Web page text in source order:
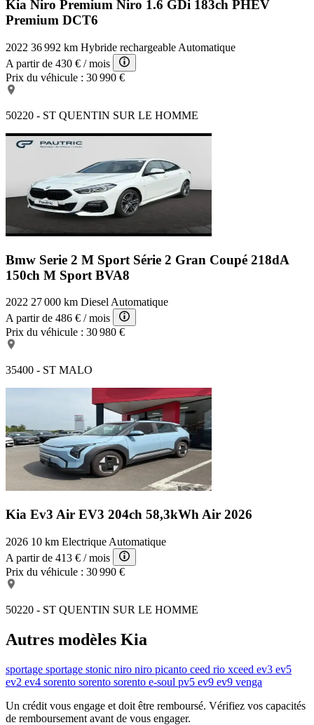
Appel d'Urgence Localisé
Verrouillage centralisé à distance
Radar de stationnement AR
Prise 12V
Volant réglable en profondeur et hauteur
Interface Media
Accoudoir central AR avec trappe à skis
Température extérieure
Siège cond. avec réglage lombaire électr
Bacs de portes avant
Ouverture des vitres séquentielle
Accoudoir arrière
Système d'accès sans clé
Fonction MP3
Fixations Isofix aux places arrières
Rétroviseurs rabattables électriquement
Services connectés
Miroir de courtoisie conducteur éclairé
Kia Niro Premium Niro 1.6 GDi 183ch PHEV
Premium DCT6
2022 36 992 km Hybride rechargeable Automatique
A partir de 430 € / mois
Prix du véhicule : 30 990 €
50220 - ST QUENTIN SUR LE HOMME
Bmw Serie 2 M Sport Série 2 Gran Coupé 218dA
150ch M Sport BVA8
2022 27 000 km Diesel Automatique
A partir de 486 € / mois
Prix du véhicule : 30 980 €
35400 - ST MALO
Kia Ev3 Air EV3 204ch 58,3kWh Air 2026
2026 10 km Electrique Automatique
A partir de 413 € / mois
Prix du véhicule : 30 990 €
50220 - ST QUENTIN SUR LE HOMME
Autres modèles Kia
sportage sportage stonic niro niro picanto ceed rio xceed ev3 ev5
ev2 ev4 sorento sorento sorento e-soul pv5 ev9 ev9 venga
Un crédit vous engage et doit être remboursé. Vérifiez vos capacités
de remboursement avant de vous engager.